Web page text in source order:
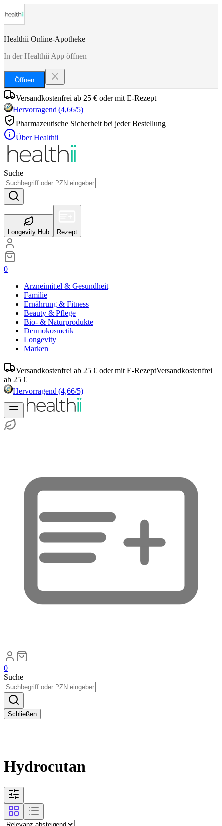
Healthii Online-Apotheke
In der Healthii App öffnen
Öffnen
Versandkostenfrei ab 25 € oder mit E-Rezept
Hervorragend (4,66/5)
Pharmazeutische Sicherheit bei jeder Bestellung
Über Healthii
Suche
Longevity Hub Rezept
0
Arzneimittel & Gesundheit
Familie
Ernährung & Fitness
Beauty & Pflege
Bio- & Naturprodukte
Dermokosmetik
Longevity
Marken
Versandkostenfrei ab 25 € oder mit E-RezeptVersandkostenfrei
ab 25 €
Hervorragend (4,66/5)
0
Suche
Schließen
Hydrocutan